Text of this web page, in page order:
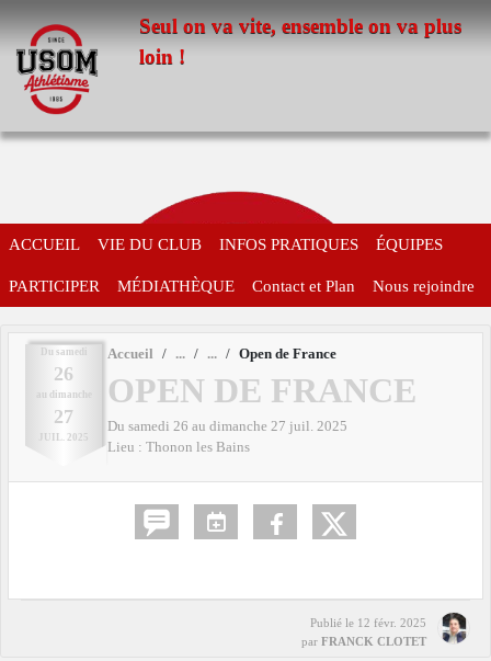
Seul on va vite, ensemble on va plus
loin !
ACCUEIL VIE DU CLUB INFOS PRATIQUES ÉQUIPES
PARTICIPER MÉDIATHÈQUE Contact et Plan Nous rejoindre
Du samedi
26
au dimanche
27
2025
Accueil Open de France
OPEN DE FRANCE
Du samedi 26 au dimanche 27 juil. 2025
Lieu : Thonon les Bains
Publié le 12 févr. 2025
par FRANCK CLOTET